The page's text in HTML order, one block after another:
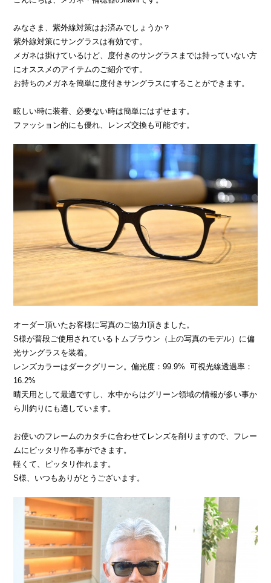
みなさま、紫外線対策はお済みでしょうか？
紫外線対策にサングラスは有効です。
メガネは掛けているけど、度付きのサングラスまでは持っていない方
にオススメのアイテムのご紹介です。
お持ちのメガネを簡単に度付きサングラスにすることができます。
眩しい時に装着、必要ない時は簡単にはずせます。
ファッション的にも優れ、レンズ交換も可能です。
オーダー頂いたお客様に写真のご協力頂きました。
S様が普段ご使用されているトムブラウン（上の写真のモデル）に偏
光サングラスを装着。
レンズカラーはダークグリーン。偏光度：99.9% 可視光線透過率：
16.2%
晴天用として最適ですし、水中からはグリーン領域の情報が多い事か
ら川釣りにも適しています。
お使いのフレームのカタチに合わせてレンズを削りますので、フレー
ムにピッタリ作る事ができます。
軽くて、ピッタリ作れます。
S様、いつもありがとうございます。